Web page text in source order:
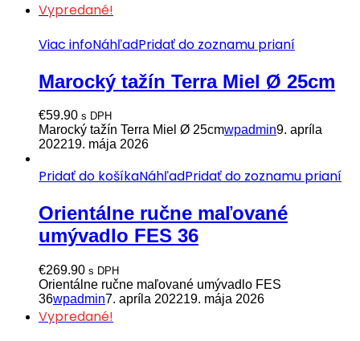
Vypredané!
Viac infoNáhľadPridať do zoznamu prianí
Marocký tažín Terra Miel Ø 25cm
€59.90 s DPH
Marocký tažín Terra Miel Ø 25cmwpadmin9. apríla
202219. mája 2026
Pridať do košíkaNáhľadPridať do zoznamu prianí
Orientálne ručne maľované
umývadlo FES 36
€269.90 s DPH
Orientálne ručne maľované umývadlo FES
36wpadmin7. apríla 202219. mája 2026
Vypredané!